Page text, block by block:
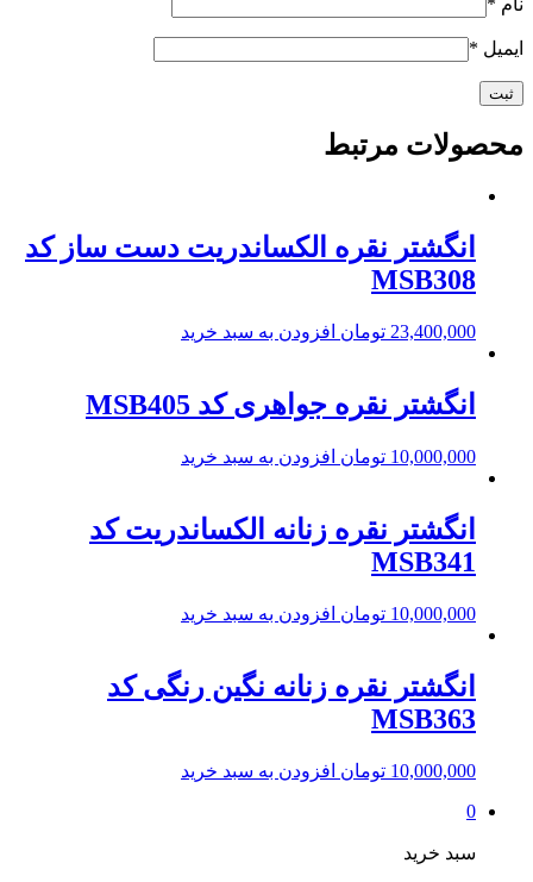
ایمیل *
محصولات مرتبط
انگشتر نقره الکساندریت دست ساز کد
MSB308
23,400,000 تومان افزودن به سبد خرید
انگشتر نقره جواهری کد MSB405
10,000,000 تومان افزودن به سبد خرید
انگشتر نقره زنانه الکساندریت کد
MSB341
10,000,000 تومان افزودن به سبد خرید
انگشتر نقره زنانه نگین رنگی کد
MSB363
10,000,000 تومان افزودن به سبد خرید
0
سبد خرید